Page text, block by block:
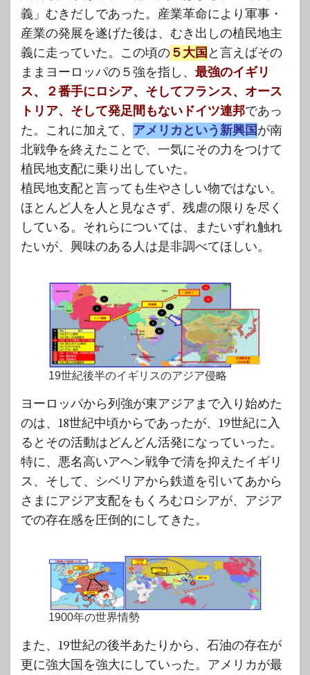
義」むきだしであった。産業革命により軍事・
産業の発展を遂げた後は、むき出しの植民地主
義に走っていた。この頃の５大国 と言えばその
ままヨーロッパの５強を指し、 最強のイギリ
ス、２番手にロシア、そしてフランス、オース
トリア、そして発足間もないドイツ連邦であっ
た。これに加えて、 アメリカという新興国が南
北戦争を終えたことで、一気にその力をつけて
植民地支配に乗り出していた。
植民地支配と言っても生やさしい物ではない。
ほとんど人を人と見なさず、残虐の限りを尽く
している。それらについては、またいずれ触れ
たいが、興味のある人は是非調べてほしい。
19世紀後半のイギリスのアジア侵略
ヨーロッパから列強が東アジアまで入り始めた
のは、18世紀中頃からであったが、19世紀に入
るとその活動はどんどん活発になっていった。
特に、悪名高いアヘン戦争で清を抑えたイギリ
ス、そして、シベリアから鉄道を引いてあから
さまにアジア支配をもくろむロシアが、アジア
での存在感を圧倒的にしてきた。
1900年の世界情勢
また、19世紀の後半あたりから、石油の存在が
更に強大国を強大にしていった。アメリカが最